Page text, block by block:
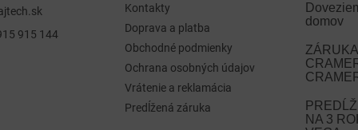
915 144
Kontakty
Doprava a platba
Obchodné podmienky
Ochrana osobných údajov
Vrátenie a reklamácia
Predĺžená záruka
domov
NA 3